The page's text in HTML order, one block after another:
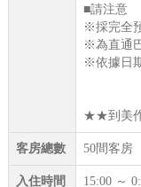
■請注意
※採完全
※為直通
※依據日
★★到美
客房總數 50間客房
入住時間 15:00 ～